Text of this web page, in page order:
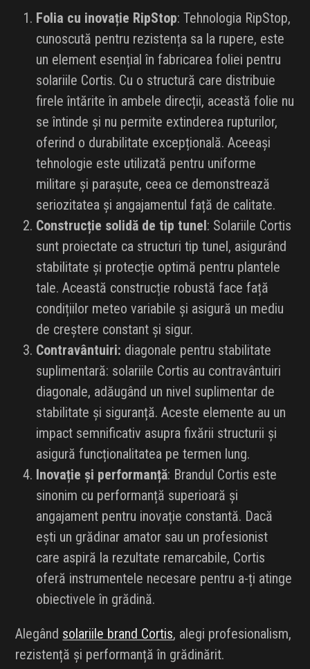
Folia cu inovație RipStop: Tehnologia RipStop,
cunoscută pentru rezistența sa la rupere, este
un element esențial în fabricarea foliei pentru
solariile Cortis. Cu o structură care distribuie
firele întărite în ambele direcții, această folie nu
se întinde și nu permite extinderea rupturilor,
oferind o durabilitate excepțională. Aceeași
tehnologie este utilizată pentru uniforme
militare și parașute, ceea ce demonstrează
seriozitatea și angajamentul față de calitate.
Construcție solidă de tip tunel: Solariile Cortis
sunt proiectate ca structuri tip tunel, asigurând
stabilitate și protecție optimă pentru plantele
tale. Această construcție robustă face față
condițiilor meteo variabile și asigură un mediu
de creștere constant și sigur.
Contravântuiri: diagonale pentru stabilitate
suplimentară: solariile Cortis au contravântuiri
diagonale, adăugând un nivel suplimentar de
stabilitate și siguranță. Aceste elemente au un
impact semnificativ asupra fixării structurii și
asigură funcționalitatea pe termen lung.
Inovație și performanță: Brandul Cortis este
sinonim cu performanță superioară și
angajament pentru inovație constantă. Dacă
ești un grădinar amator sau un profesionist
care aspiră la rezultate remarcabile, Cortis
oferă instrumentele necesare pentru a-ți atinge
obiectivele în grădină.
Alegând solariile brand Cortis, alegi profesionalism,
rezistență și performanță în grădinărit.